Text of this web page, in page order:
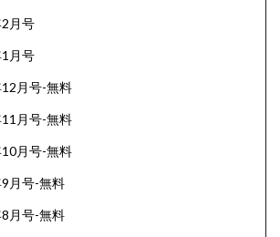
月号
月号
月号-無料
月号-無料
月号-無料
月号-無料
月号-無料